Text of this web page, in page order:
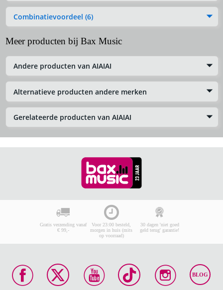
Combinatievoordeel (6)
Meer producten bij Bax Music
Andere producten van AIAIAI
Alternatieve producten andere merken
Gerelateerde producten van AIAIAI
Gratis verzending vanaf
€ 99,-
Voor 23:00 besteld,
morgen in huis (mits
op voorraad)
30 dagen 'niet goed
geld terug' garantie!
BLOG